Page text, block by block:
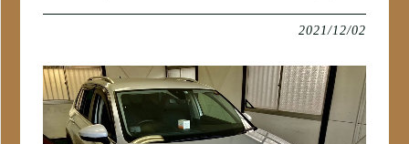
2021/12/02